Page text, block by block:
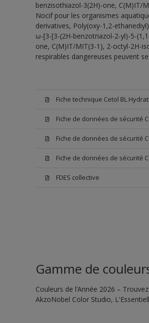
benzisothiazol-3(2H)-one, C(M)IT/
Nocif pour les organismes
derivatives, Poly(oxy-1,2-
ω-[3-[3-(2H-benzotriazol-2-yl)-5-
one, C(M)IT/MIT(3-1), 2-octyl-2H-
respirables dangereuses peuvent
Fiche technique Cetol BL
Fiche de données de sécurité
Fiche de données de sécurité
Fiche de données de sécurité
FDES collective
Gamme de
Couleurs de l’Année 2026 –
AkzoNobel Color Studio,